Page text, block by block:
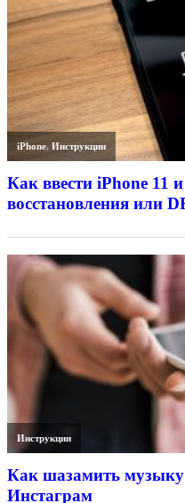
iPhone,Инструкции
Как ввести iPhone 11
восстановления или
Инструкции
Как шазамить музыку
Инстаграм